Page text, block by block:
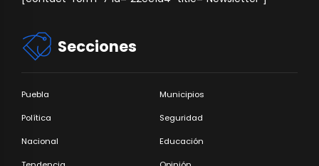
Secciones
Puebla Municipios
Política Seguridad
Nacional Educación